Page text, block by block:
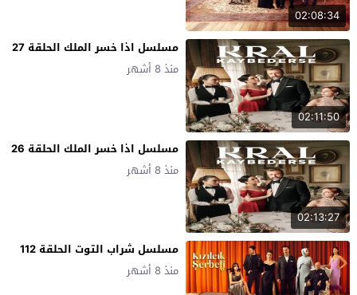
02:08:34
02:11:50
مسلسل اذا خسر الملك الحلقة 27
منذ 8 أشهر
02:13:27
مسلسل اذا خسر الملك الحلقة 26
منذ 8 أشهر
مسلسل شراب التوت الحلقة 112
منذ 8 أشهر